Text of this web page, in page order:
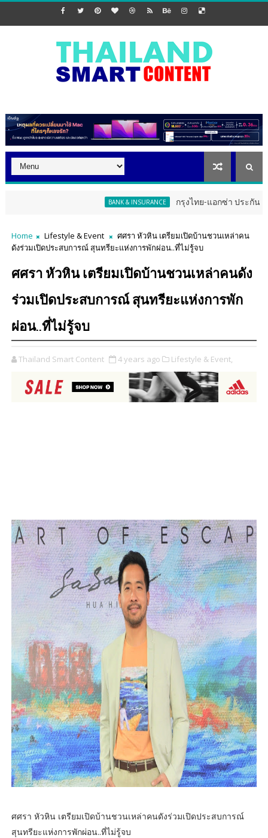
BANK & INSURANCE กรุงไทย-แอกซ่า ประกันชีวิต จัดง
Home Lifestyle & Event
ศศรา หัวหิน เตรียมเปิดบ้านชวนเหล่าคน
ดังร่วมเปิดประสบการณ์ สุนทรียะแห่งการพักผ่อน..ที่ไม่รู้จบ
ศศรา หัวหิน เตรียมเปิดบ้านชวนเหล่าคนดัง
ร่วมเปิดประสบการณ์ สุนทรียะแห่งการพัก
ผ่อน..ที่ไม่รู้จบ
Thailand Smart Content 4 years ago Lifestyle & Event,
ศศรา หัวหิน เตรียมเปิดบ้านชวนเหล่าคนดังร่วมเปิดประสบการณ์
สุนทรียะแห่งการพักผ่อน..ที่ไม่รู้จบ